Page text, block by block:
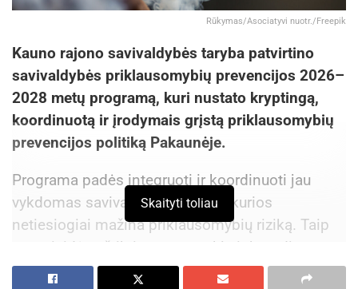
Rūkymas/Asociatyvi nuotr./Freepik
Kauno rajono savivaldybės taryba patvirtino
savivaldybės priklausomybių prevencijos 2026–
2028 metų programą, kuri nustato kryptingą,
koordinuotą ir įrodymais grįstą priklausomybių
prevencijos politiką Pakaunėje.
Programa padės integruoti ir koordinuoti jau
vykdomas savivaldybės veiklas, kurios
netiesiogiai mažina priklausomybių riziką. Taip
pat prisidės užtikrinant nuoseklų ir koordinuotą
priklausomybių prevencijos veiklų įgyvendinimą,
Skaityti toliau